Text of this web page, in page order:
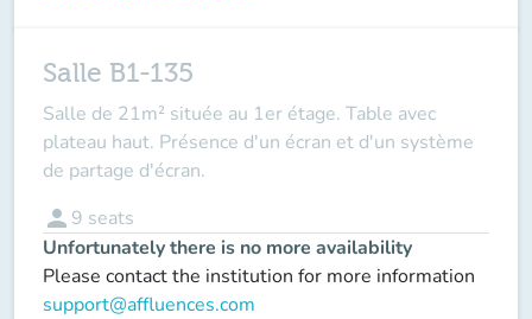
Salle B1-135
Salle de 21m² située au 1er étage. Table avec
plateau haut. Présence d'un écran et d'un système
de partage d'écran.
person 9 seats
Unfortunately there is no more availability
Please contact the institution for more information
support@affluences.com